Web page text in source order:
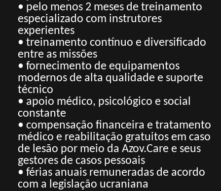
• pelo menos 2 meses de treinamento
especializado com instrutores
experientes
• treinamento contínuo e diversificado
entre as missões
• fornecimento de equipamentos
modernos de alta qualidade e suporte
técnico
• apoio médico, psicológico e social
constante
• compensação financeira e tratamento
médico e reabilitação gratuitos em caso
de lesão por meio da Azov.Care e seus
gestores de casos pessoais
• férias anuais remuneradas de acordo
com a legislação ucraniana